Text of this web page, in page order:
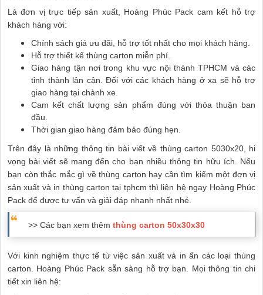
Là đơn vị trực tiếp sản xuất, Hoàng Phúc Pack cam kết hỗ trợ
khách hàng với:
Chính sách giá ưu đãi, hỗ trợ tốt nhất cho mọi khách hàng.
Hỗ trợ thiết kế thùng carton miễn phí.
Giao hàng tận nơi trong khu vực nội thành TPHCM và các
tỉnh thành lân cận. Đối với các khách hàng ở xa sẽ hỗ trợ
giao hàng tại chành xe.
Cam kết chất lượng sản phẩm đúng với thỏa thuận ban
đầu.
Thời gian giao hàng đảm bảo đúng hẹn.
Trên đây là những thông tin bài viết về thùng carton 5030x20, hi
vọng bài viết sẽ mang đến cho bạn nhiều thông tin hữu ích. Nếu
bạn còn thắc mắc gì về thùng carton hay cần tìm kiếm một đơn vị
sản xuất và in thùng carton tại tphcm thì liên hệ ngay Hoàng Phúc
Pack để được tư vấn và giải đáp nhanh nhất nhé.
>> Các bạn xem thêm thùng carton 50x30x30
Với kinh nghiệm thực tế từ việc sản xuất và in ấn các loại thùng
carton. Hoàng Phúc Pack sẵn sàng hỗ trợ bạn. Mọi thông tin chi
tiết xin liên hệ: